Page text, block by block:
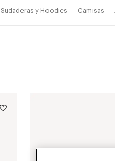
Sudaderas y Hoodies Camisas